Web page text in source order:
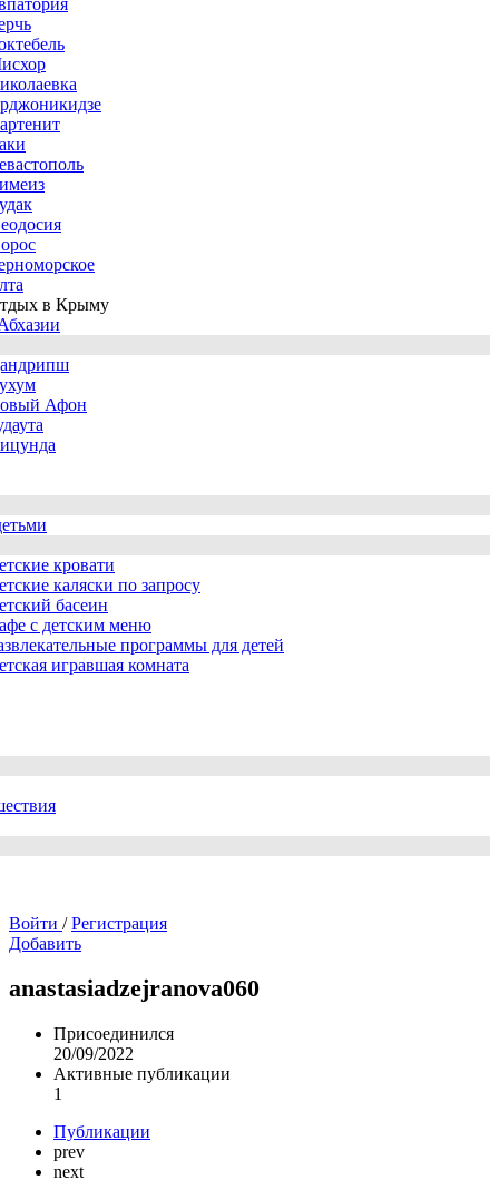
в Крыму
Афон
кровати
каляски по запросу
басеин
с детским меню
программы для детей
игравшая комната
Войти / Регистрация
Добавить
anastasiadzejranova060
Присоединился
20/09/2022
Активные публикации
1
Публикации
prev
next